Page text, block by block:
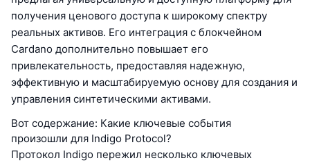
получения ценового доступа к широкому спектру
реальных активов. Его интеграция с блокчейном
Cardano дополнительно повышает его
привлекательность, предоставляя надежную,
эффективную и масштабируемую основу для создания и
управления синтетическими активами.
Вот содержание: Какие ключевые события
произошли для Indigo Protocol?
Протокол Indigo пережил несколько ключевых